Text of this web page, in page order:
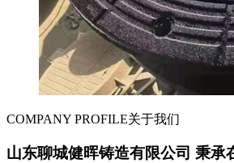
COMPANY PROFILE关于我们
山东聊城健晖铸造有限公司 秉承